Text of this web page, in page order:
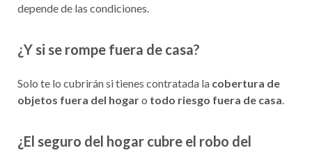
depende de las condiciones.
¿Y si se rompe fuera de casa?
Solo te lo cubrirán si tienes contratada la cobertura de
objetos fuera del hogaro todo riesgo fuera de casa.
¿El seguro del hogar cubre el robo del